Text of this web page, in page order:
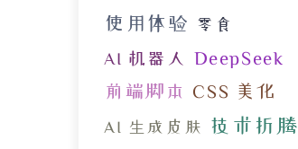
使用体验 零食
AI 机器人
DeepSeek
前端脚本
CSS 美化
AI 生成皮肤 技术折腾